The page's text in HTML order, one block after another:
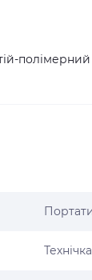
Технічка